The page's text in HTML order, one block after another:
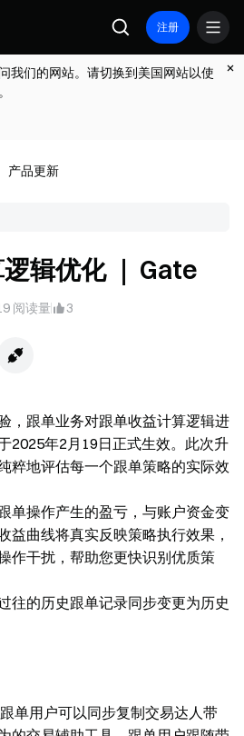
注册
我们的网站。请切换到美国网站以使
产品更新
辑优化 ｜ Gate
阅读量 3
，跟单业务对跟单收益计算逻辑进
2025年2月19日正式生效。此次升
粹地评估每一个跟单策略的实际效
单操作产生的盈亏，与账户资金变
益曲线将真实反映策略执行效果，
作干扰，帮助您更快识别优质策
往的历史跟单记录同步变更为历史
单用户可以同步复制交易达人带